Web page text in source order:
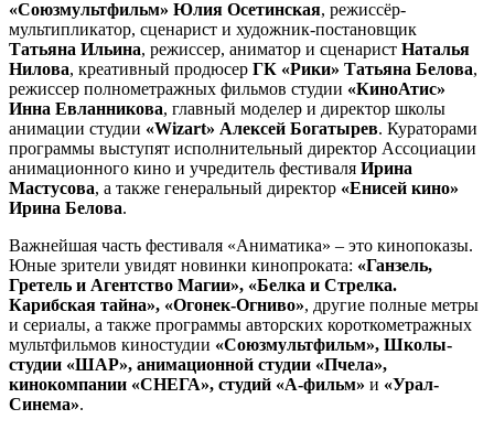
«Союзмультфильм» Юлия Осетинская, режиссёр-
мультипликатор, сценарист и художник-постановщик
Татьяна Ильина, режиссер, аниматор и сценарист Наталья
Нилова, креативный продюсер ГК «Рики» Татьяна Белова,
режиссер полнометражных фильмов студии «КиноАтис»
Инна Евланникова, главный моделер и директор школы
анимации студии «Wizart» Алексей Богатырев. Кураторами
программы выступят исполнительный директор Ассоциации
анимационного кино и учредитель фестиваля Ирина
Мастусова, а также генеральный директор «Енисей кино»
Ирина Белова.
Важнейшая часть фестиваля «Аниматика» – это кинопоказы.
Юные зрители увидят новинки кинопроката: «Ганзель,
Гретель и Агентство Магии», «Белка и Стрелка.
Карибская тайна», «Огонек-Огниво», другие полные метры
и сериалы, а также программы авторских короткометражных
мультфильмов киностудии «Союзмультфильм», Школы-
студии «ШАР», анимационной студии «Пчела»,
кинокомпании «СНЕГА», студий «А-фильм» и «Урал-
Синема».